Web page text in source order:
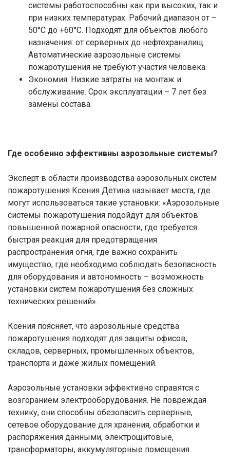
системы работоспособны как при высоких, так и
при низких температурах. Рабочий диапазон от –
50°C до +60°C. Подходят для объектов любого
назначения: от серверных до нефтехранилищ.
Автоматические аэрозольные системы
пожаротушения не требуют участия человека.
Экономия. Низкие затраты на монтаж и
обслуживание. Срок эксплуатации – 7 лет без
замены состава.
Где особенно эффективны аэрозольные системы?
Эксперт в области производства аэрозольных систем
пожаротушения Ксения Детина называет места, где
могут использоваться такие установки: «Аэрозольные
системы пожаротушения подойдут для объектов
повышенной пожарной опасности, где требуется
быстрая реакция для предотвращения
распространения огня, где важно сохранить
имущество, где необходимо соблюдать безопасность
для оборудования и автономность – возможность
установки систем пожаротушения без сложных
технических решений».
Ксения поясняет, что аэрозольные средства
пожаротушения подходят для защиты офисов,
складов, серверных, промышленных объектов,
транспорта и даже жилых помещений.
Аэрозольные установки эффективно справятся с
возгоранием электрооборудования. Не повреждая
технику, они способны обезопасить серверные,
сетевое оборудование для хранения, обработки и
распоряжения данными, электрощитовые,
трансформаторы, аккумуляторные помещения.